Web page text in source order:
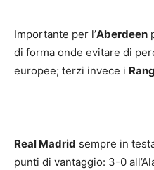
Importante per l’Aberdeen
di forma onde evitare di
europee; terzi invece i
Real Madrid sempre in
punti di vantaggio: 3-0